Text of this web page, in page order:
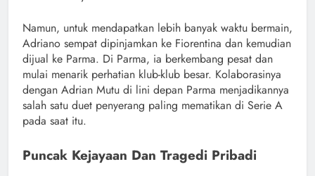
Namun, untuk mendapatkan lebih banyak waktu bermain,
Adriano sempat dipinjamkan ke Fiorentina dan kemudian
dijual ke Parma. Di Parma, ia berkembang pesat dan
mulai menarik perhatian klub-klub besar. Kolaborasinya
dengan Adrian Mutu di lini depan Parma menjadikannya
salah satu duet penyerang paling mematikan di Serie A
pada saat itu.
Puncak Kejayaan Dan Tragedi Pribadi